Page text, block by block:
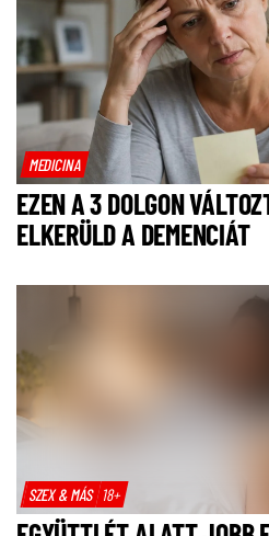
MEDICINA
EZEN A 3 DOLGON
ELKERÜLD A DEMENCIÁT
SZEX & MÁS 18+